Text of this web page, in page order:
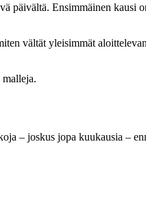
päivältä. Ensimmäinen kausi
vältät yleisimmät
– joskus jopa kuukausia –